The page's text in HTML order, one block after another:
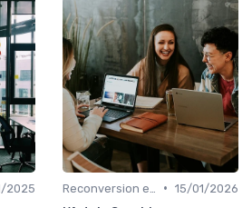
2025
• 15/01/2026